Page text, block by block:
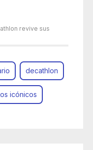
revive sus
decathlon
icónicos